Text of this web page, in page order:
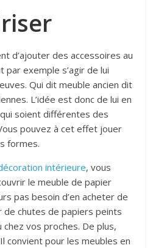
d’ajouter des accessoires au
par exemple s’agir de lui
Qui dit meuble ancien dit
L’idée est donc de lui en
soient différentes des
pouvez à cet effet jouer
formes.
intérieure, vous
le meuble de papier
pas besoin d’en acheter de
chutes de papiers peints
vos proches. De plus,
convient pour les meubles en